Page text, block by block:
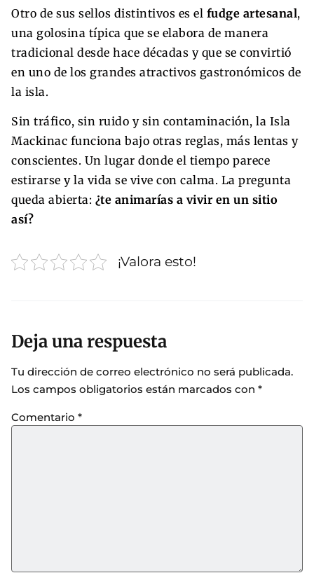
Otro de sus sellos distintivos es el fudge artesanal,
una golosina típica que se elabora de manera
tradicional desde hace décadas y que se convirtió
en uno de los grandes atractivos gastronómicos de
la isla.
Sin tráfico, sin ruido y sin contaminación, la Isla
Mackinac funciona bajo otras reglas, más lentas y
conscientes. Un lugar donde el tiempo parece
estirarse y la vida se vive con calma. La pregunta
queda abierta: ¿te animarías a vivir en un sitio
así?
¡Valora esto!
Deja una respuesta
Tu dirección de correo electrónico no será publicada.
Los campos obligatorios están marcados con *
Comentario *